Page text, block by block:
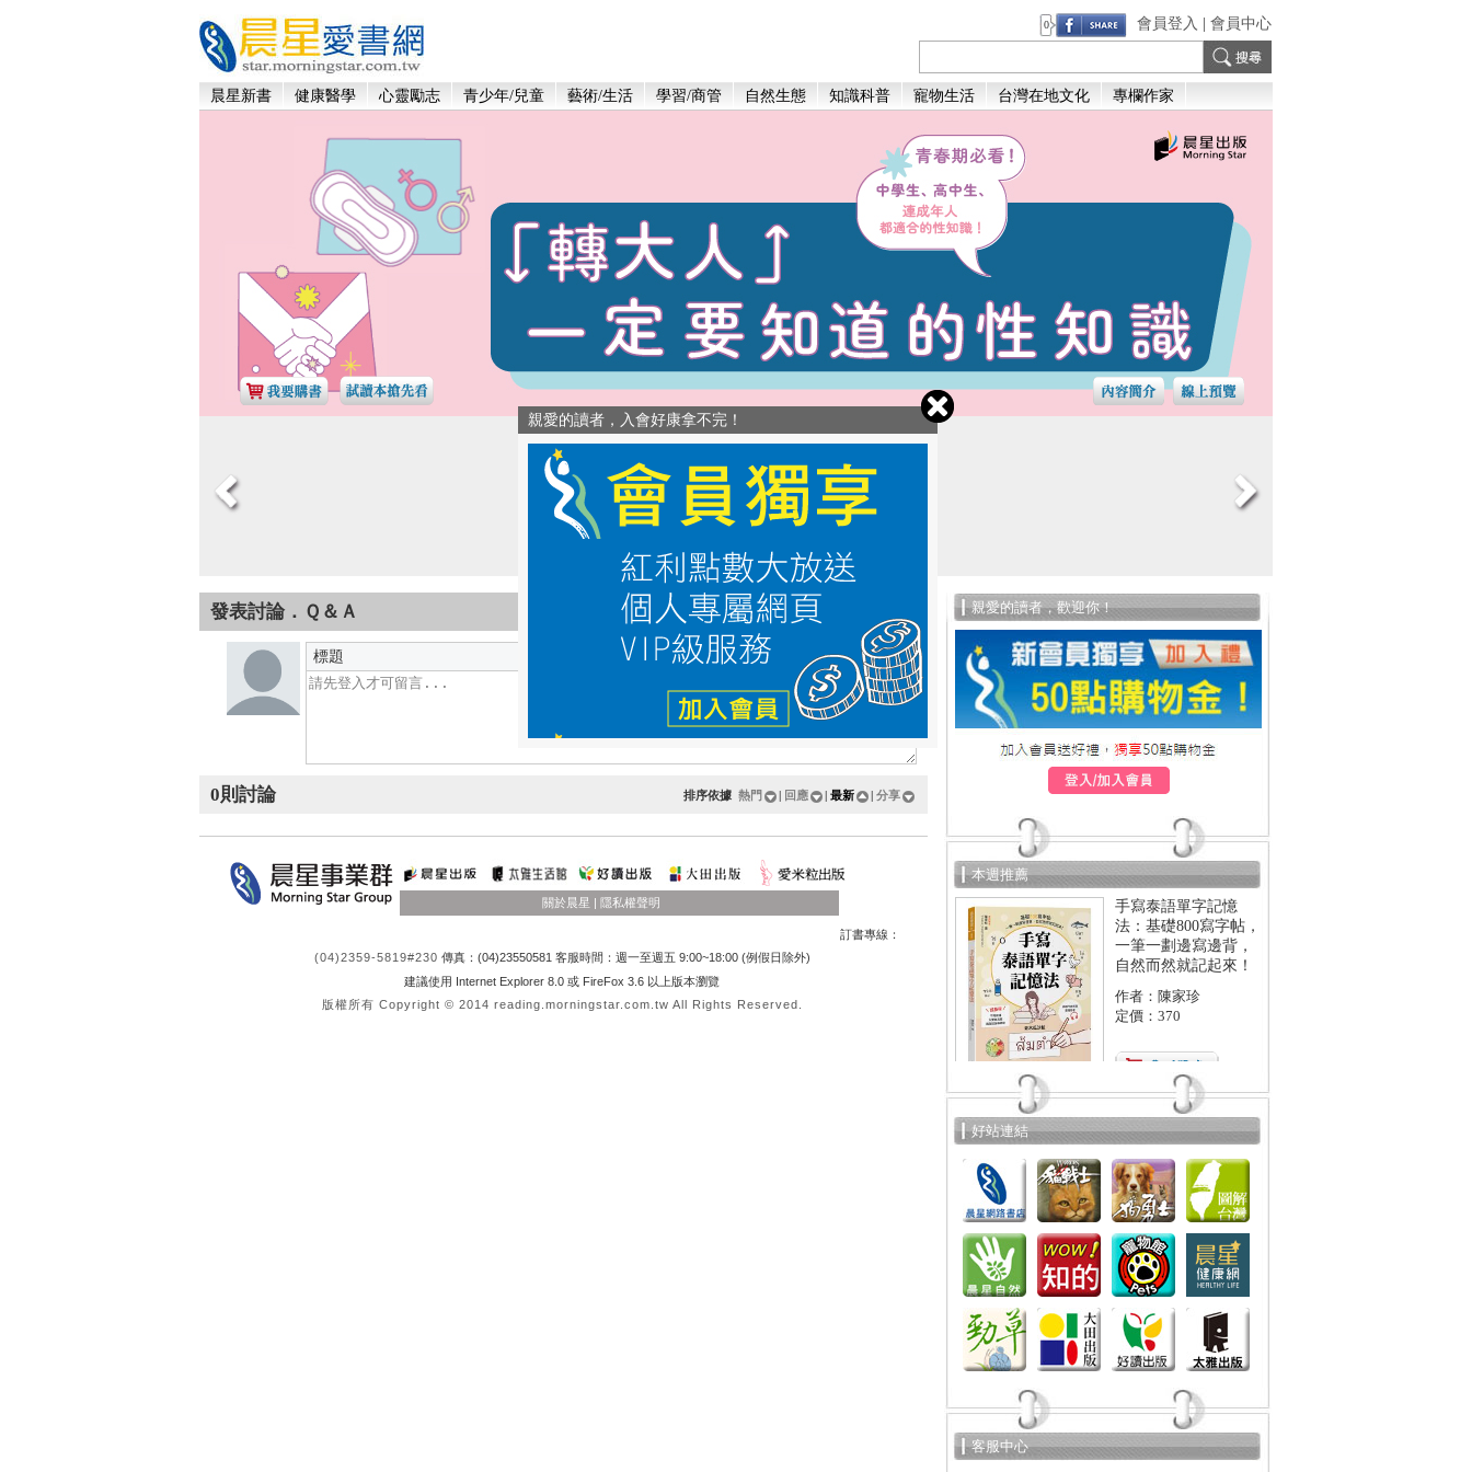
0 會員登入 會員中心
晨星新書 健康醫學 心靈勵志 青少年/兒童 藝術/生活 學習/商管 自然生態 知識科普 寵物生活 台灣在地文化 專欄作家
發表討論．Ｑ＆Ａ
標題
0則討論 排序依據 熱門 回應 最新 分享
關於晨星 隱私權聲明
訂書專線：
(04)2359-5819#230 傳真：(04)23550581 客服時間：週一至週五 9:00~18:00 (例假日除外)
建議使用 Internet Explorer 8.0 或 FireFox 3.6 以上版本瀏覽
版權所有 Copyright © 2014 reading.morningstar.com.tw All Rights Reserved.
親愛的讀者，歡迎你！
本週推薦
手寫泰語單字記憶
法：基礎800寫字帖，
一筆一劃邊寫邊背，
自然而然就記起來！
作者：陳家珍
定價：370
好站連結
客服中心
親愛的讀者，入會好康拿不完！